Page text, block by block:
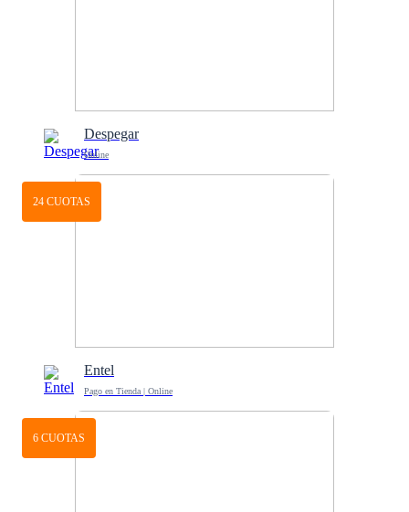
Despegar
Online
24 CUOTAS
Entel
Pago en Tienda | Online
6 CUOTAS